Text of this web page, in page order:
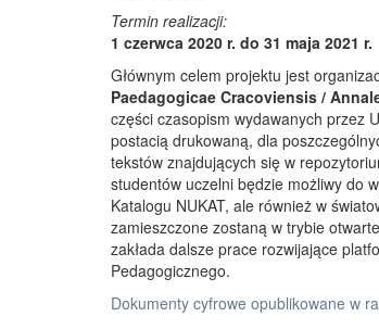
Termin realizacji:
1 czerwca 2020 r. do 31 maja 2021 r.
Głównym celem projektu jest
Paedagogicae Cracoviensis /
części czasopism wydawanych przez
postacią drukowaną, dla
tekstów znajdujących się w
studentów uczelni będzie możliwy do
Katalogu NUKAT, ale również w
zamieszczone zostaną w trybie
zakłada dalsze prace rozwijające
Pedagogicznego.
Dokumenty cyfrowe opublikowane w